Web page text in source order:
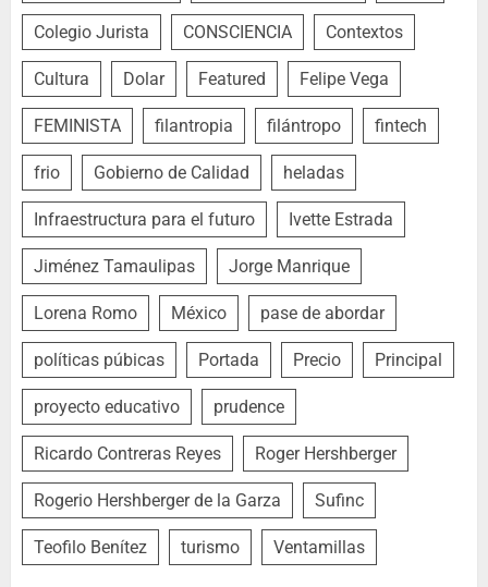
Colegio Jurista CONSCIENCIA Contextos
Cultura Dolar Featured Felipe Vega
FEMINISTA filantropia filántropo fintech
frio Gobierno de Calidad heladas
Infraestructura para el futuro Ivette Estrada
Jiménez Tamaulipas Jorge Manrique
Lorena Romo México pase de abordar
políticas púbicas Portada Precio Principal
proyecto educativo prudence
Ricardo Contreras Reyes Roger Hershberger
Rogerio Hershberger de la Garza Sufinc
Teofilo Benítez turismo Ventamillas